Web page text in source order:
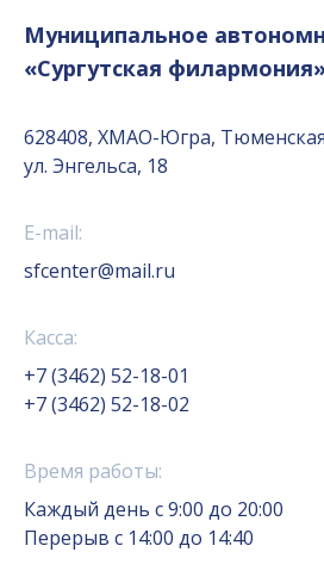
Муниципальное
«Сургутская
628408, ХМАО-Югра, Тюменская
ул. Энгельса, 18
E-mail:
sfcenter@mail.ru
Касса:
+7 (3462) 52-18-01
+7 (3462) 52-18-02
Время работы:
Каждый день с 9:00 до 20:00
Перерыв с 14:00 до 14:40